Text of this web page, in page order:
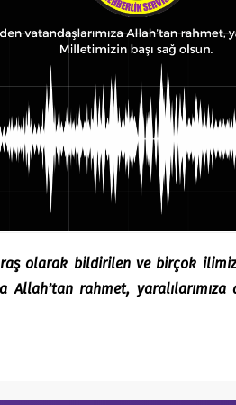
olarak bildirilen ve birçok
Allah’tan rahmet,